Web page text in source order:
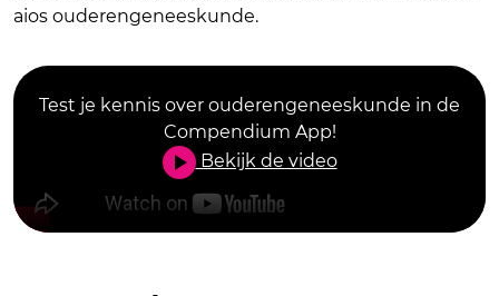
aios ouderengeneeskunde.
Test je kennis over ouderengeneeskunde in de
Compendium App!
Bekijk de video